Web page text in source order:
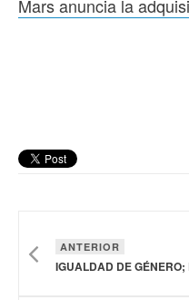
Mars anuncia la
ANTERIOR